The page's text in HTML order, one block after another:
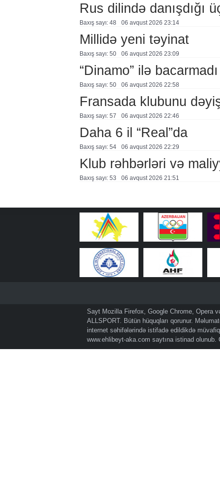
Rus dilində danışdığı
Baxış sayı: 48 06 avqust 2026 23:14
Millidə yeni təyinat
Baxış sayı: 50 06 avqust 2026 23:09
“Dinamo” ilə bacarmadı
Baxış sayı: 50 06 avqust 2026 22:58
Fransada klubunu
Baxış sayı: 57 06 avqust 2026 22:46
Daha 6 il “Real”da
Baxış sayı: 54 06 avqust 2026 22:29
Klub rəhbərləri və
Baxış sayı: 53 06 avqust 2026 21:51
Sayt Mozilla Firefox, Google Chrome, Opera
ALLSPORT. Bütün hüquqları qorunur.
internet səhifələrində istifadə edildikdə
www.ehlibeyt-aka.com saytına istinad olunub.